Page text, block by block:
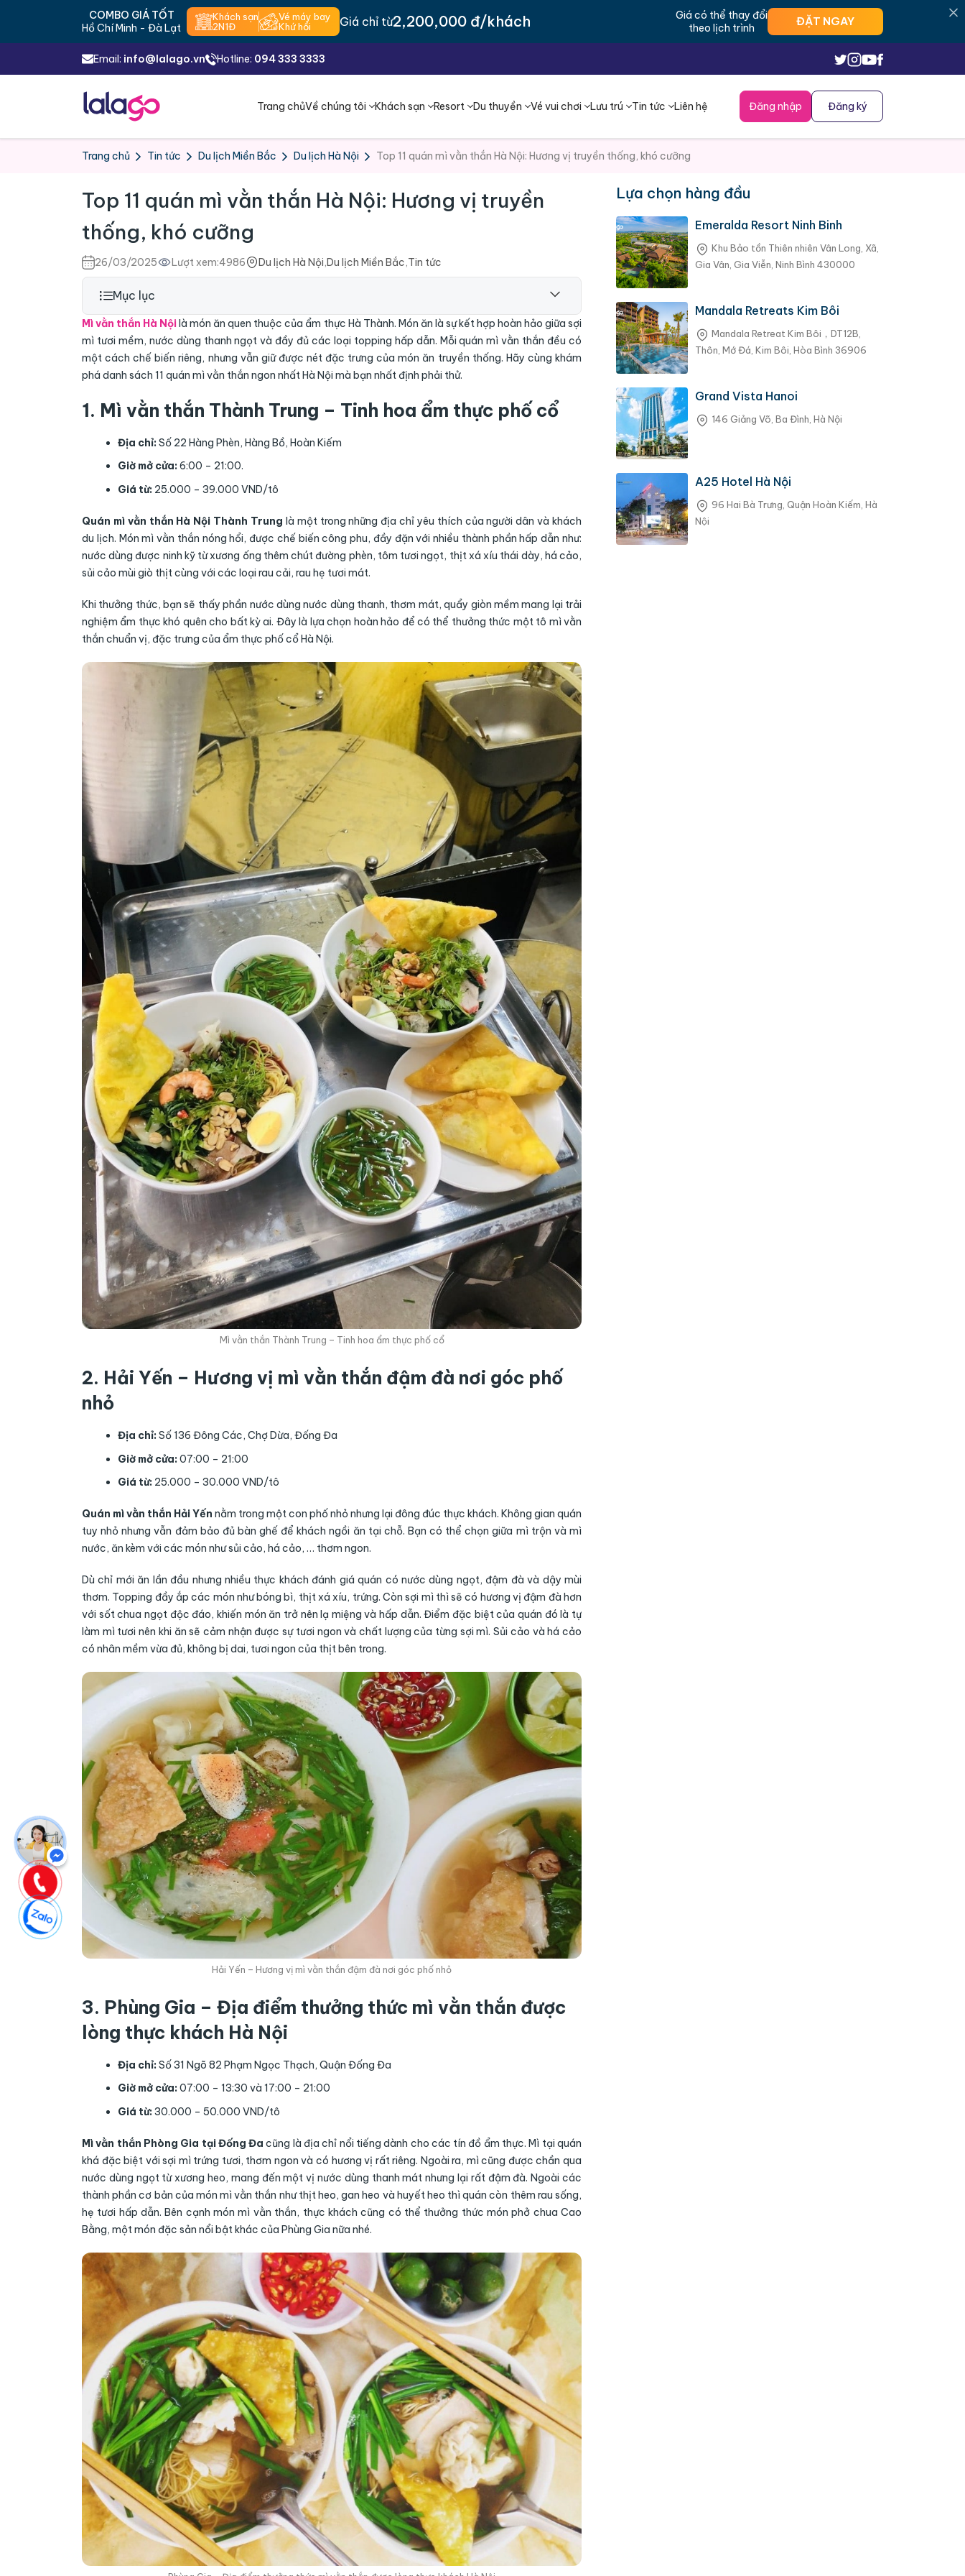
COMBO GIÁ TỐT
Hồ Chí Minh - Đà Lạt
Khách sạn
2N1Đ
Vé máy bay
Khứ hồi
Giá chỉ từ2,200,000 đ/khách
Giá có thể thay đổi
theo lịch trình
ĐẶT NGAY
Email: info@lalago.vn Hotline: 094 333 3333
Trang chủVề chúng tôi Khách sạn Resort Du thuyền Vé vui chơi Lưu trú Tin tức Liên hệ Đăng nhập Đăng ký
Trang chủ Tin tức Du lịch Miền Bắc Du lịch Hà Nội Top 11 quán mì vằn thắn Hà Nội: Hương vị truyền thống, khó cưỡng
Top 11 quán mì vằn thắn Hà Nội: Hương vị truyền
thống, khó cưỡng
26/03/2025 Lượt xem:4986 Du lịch Hà Nội,Du lịch Miền Bắc,Tin tức
Mục lục
Mì vằn thắn Hà Nộilà món ăn quen thuộc của ẩm thực Hà Thành. Món ăn là sự kết hợp hoàn hảo giữa sợi
mì tươi mềm, nước dùng thanh ngọt và đầy đủ các loại topping hấp dẫn. Mỗi quán mì vằn thắn đều có
một cách chế biến riêng, nhưng vẫn giữ được nét đặc trưng của món ăn truyền thống. Hãy cùng khám
phá danh sách 11 quán mì vằn thắn ngon nhất Hà Nội mà bạn nhất định phải thử.
1. Mì vằn thắn Thành Trung – Tinh hoa ẩm thực phố cổ
Địa chỉ: Số 22 Hàng Phèn, Hàng Bồ, Hoàn Kiếm
Giờ mở cửa: 6:00 – 21:00.
Giá từ: 25.000 – 39.000 VND/tô
Quán mì vằn thắn Hà Nội Thành Trung là một trong những địa chỉ yêu thích của người dân và khách
du lịch. Món mì vằn thắn nóng hổi, được chế biến công phu, đầy đặn với nhiều thành phần hấp dẫn như:
nước dùng được ninh kỹ từ xương ống thêm chút đường phèn, tôm tươi ngọt, thịt xá xíu thái dày, há cảo,
sủi cảo mùi giò thịt cùng với các loại rau cải, rau hẹ tươi mát.
Khi thưởng thức, bạn sẽ thấy phần nước dùng nước dùng thanh, thơm mát, quẩy giòn mềm mang lại trải
nghiệm ẩm thực khó quên cho bất kỳ ai. Đây là lựa chọn hoàn hảo để có thể thưởng thức một tô mì vằn
thắn chuẩn vị, đặc trưng của ẩm thực phố cổ Hà Nội.
Mì vằn thắn Thành Trung – Tinh hoa ẩm thực phố cổ
2. Hải Yến – Hương vị mì vằn thắn đậm đà nơi góc phố
nhỏ
Địa chỉ: Số 136 Đông Các, Chợ Dừa, Đống Đa
Giờ mở cửa: 07:00 – 21:00
Giá từ: 25.000 – 30.000 VND/tô
Quán mì vằn thắn Hải Yến nằm trong một con phố nhỏ nhưng lại đông đúc thực khách. Không gian quán
tuy nhỏ nhưng vẫn đảm bảo đủ bàn ghế để khách ngồi ăn tại chỗ. Bạn có thể chọn giữa mì trộn và mì
nước, ăn kèm với các món như sủi cảo, há cảo, … thơm ngon.
Dù chỉ mới ăn lần đầu nhưng nhiều thực khách đánh giá quán có nước dùng ngọt, đậm đà và dậy mùi
thơm. Topping đầy ắp các món như bóng bì, thịt xá xíu, trứng. Còn sợi mì thì sẽ có hương vị đậm đà hơn
với sốt chua ngọt độc đáo, khiến món ăn trở nên lạ miệng và hấp dẫn. Điểm đặc biệt của quán đó là tự
làm mì tươi nên khi ăn sẽ cảm nhận được sự tươi ngon và chất lượng của từng sợi mì. Sủi cảo và há cảo
có nhân mềm vừa đủ, không bị dai, tươi ngon của thịt bên trong.
Hải Yến – Hương vị mì vằn thắn đậm đà nơi góc phố nhỏ
3. Phùng Gia – Địa điểm thưởng thức mì vằn thắn được
lòng thực khách Hà Nội
Địa chỉ: Số 31 Ngõ 82 Phạm Ngọc Thạch, Quận Đống Đa
Giờ mở cửa: 07:00 – 13:30 và 17:00 – 21:00
Giá từ: 30.000 – 50.000 VND/tô
Mì vằn thắn Phòng Gia tại Đống Đa cũng là địa chỉ nổi tiếng dành cho các tín đồ ẩm thực. Mì tại quán
khá đặc biệt với sợi mì trứng tươi, thơm ngon và có hương vị rất riêng. Ngoài ra, mì cũng được chần qua
nước dùng ngọt từ xương heo, mang đến một vị nước dùng thanh mát nhưng lại rất đậm đà. Ngoài các
thành phần cơ bản của món mì vằn thắn như thịt heo, gan heo và huyết heo thì quán còn thêm rau sống,
hẹ tươi hấp dẫn. Bên cạnh món mì vằn thắn, thực khách cũng có thể thưởng thức món phở chua Cao
Bằng, một món đặc sản nổi bật khác của Phùng Gia nữa nhé.
Lựa chọn hàng đầu
Emeralda Resort Ninh Binh
Khu Bảo tồn Thiên nhiên Vân Long, Xã,
Gia Vân, Gia Viễn, Ninh Bình 430000
Mandala Retreats Kim Bôi
Mandala Retreat Kim Bôi，DT12B,
Thôn, Mớ Đá, Kim Bôi, Hòa Bình 36906
Grand Vista Hanoi
146 Giảng Võ, Ba Đình, Hà Nội
A25 Hotel Hà Nội
96 Hai Bà Trưng, Quận Hoàn Kiếm, Hà
Nội